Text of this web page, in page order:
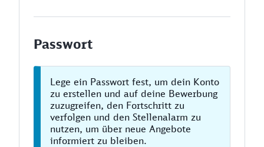
Passwort
Lege ein Passwort fest, um dein Konto
zu erstellen und auf deine Bewerbung
zuzugreifen, den Fortschritt zu
verfolgen und den Stellenalarm zu
nutzen, um über neue Angebote
informiert zu bleiben.